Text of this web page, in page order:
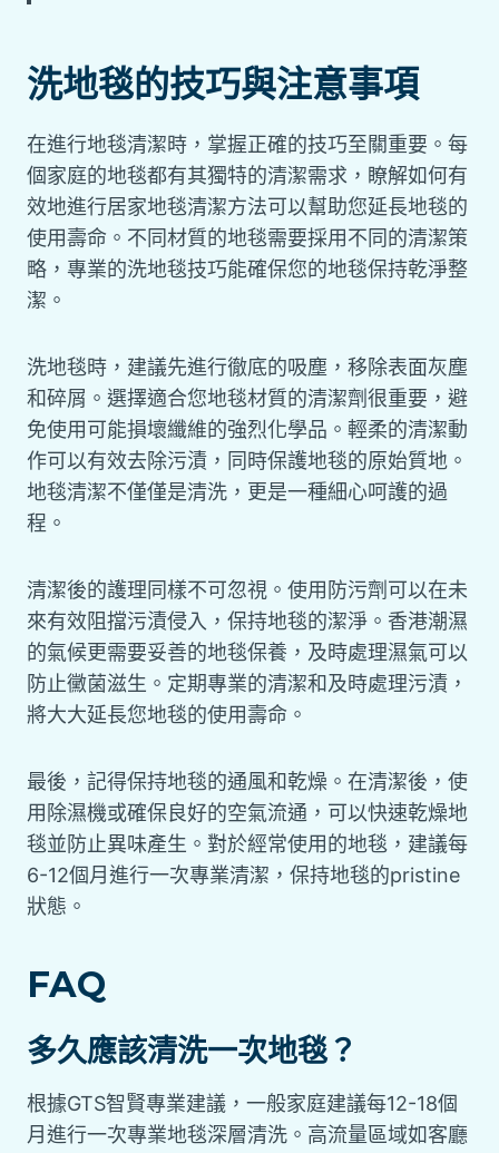
洗地毯的技巧與注意事項
在進行地毯清潔時，掌握正確的技巧至關重要。每
個家庭的地毯都有其獨特的清潔需求，瞭解如何有
效地進行居家地毯清潔方法可以幫助您延長地毯的
使用壽命。不同材質的地毯需要採用不同的清潔策
略，專業的洗地毯技巧能確保您的地毯保持乾淨整
潔。
洗地毯時，建議先進行徹底的吸塵，移除表面灰塵
和碎屑。選擇適合您地毯材質的清潔劑很重要，避
免使用可能損壞纖維的強烈化學品。輕柔的清潔動
作可以有效去除污漬，同時保護地毯的原始質地。
地毯清潔不僅僅是清洗，更是一種細心呵護的過
程。
清潔後的護理同樣不可忽視。使用防污劑可以在未
來有效阻擋污漬侵入，保持地毯的潔淨。香港潮濕
的氣候更需要妥善的地毯保養，及時處理濕氣可以
防止黴菌滋生。定期專業的清潔和及時處理污漬，
將大大延長您地毯的使用壽命。
最後，記得保持地毯的通風和乾燥。在清潔後，使
用除濕機或確保良好的空氣流通，可以快速乾燥地
毯並防止異味產生。對於經常使用的地毯，建議每
6-12個月進行一次專業清潔，保持地毯的pristine
狀態。
FAQ
多久應該清洗一次地毯？
根據GTS智賢專業建議，一般家庭建議每12-18個
月進行一次專業地毯深層清洗。高流量區域如客廳